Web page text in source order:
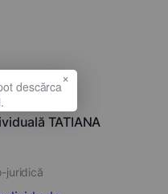
TATIANA
juridică
×